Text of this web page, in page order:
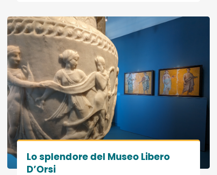
Lo splendore del Museo Libero
D’Orsi